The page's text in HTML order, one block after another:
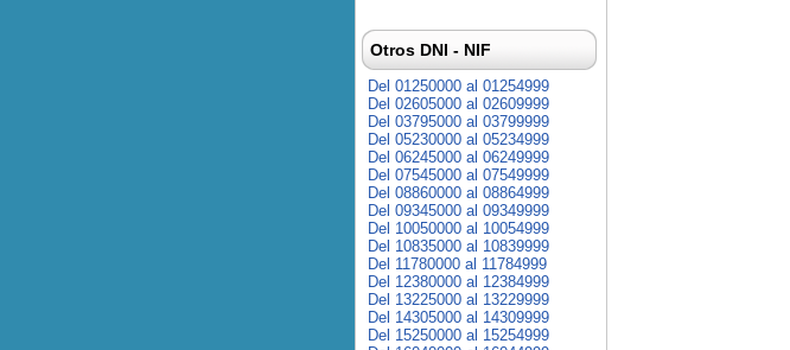
Otros DNI - NIF
Del 01250000 al 01254999
Del 02605000 al 02609999
Del 03795000 al 03799999
Del 05230000 al 05234999
Del 06245000 al 06249999
Del 07545000 al 07549999
Del 08860000 al 08864999
Del 09345000 al 09349999
Del 10050000 al 10054999
Del 10835000 al 10839999
Del 11780000 al 11784999
Del 12380000 al 12384999
Del 13225000 al 13229999
Del 14305000 al 14309999
Del 15250000 al 15254999